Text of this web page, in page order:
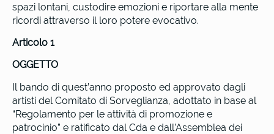
spazi lontani, custodire emozioni e riportare alla mente
ricordi attraverso il loro potere evocativo.
Articolo 1
OGGETTO
Il bando di quest’anno proposto ed approvato dagli
artisti del Comitato di Sorveglianza, adottato in base al
“Regolamento per le attività di promozione e
patrocinio” e ratificato dal Cda e dall’Assemblea dei